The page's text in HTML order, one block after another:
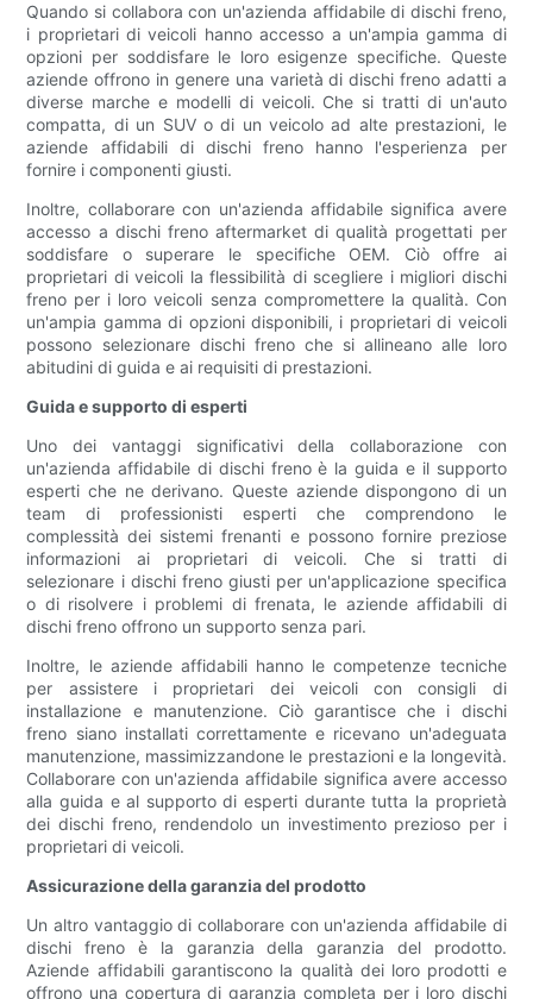
Quando si collabora con un'azienda affidabile di dischi freno,
i proprietari di veicoli hanno accesso a un'ampia gamma di
opzioni per soddisfare le loro esigenze specifiche. Queste
aziende offrono in genere una varietà di dischi freno adatti a
diverse marche e modelli di veicoli. Che si tratti di un'auto
compatta, di un SUV o di un veicolo ad alte prestazioni, le
aziende affidabili di dischi freno hanno l'esperienza per
fornire i componenti giusti.
Inoltre, collaborare con un'azienda affidabile significa avere
accesso a dischi freno aftermarket di qualità progettati per
soddisfare o superare le specifiche OEM. Ciò offre ai
proprietari di veicoli la flessibilità di scegliere i migliori dischi
freno per i loro veicoli senza compromettere la qualità. Con
un'ampia gamma di opzioni disponibili, i proprietari di veicoli
possono selezionare dischi freno che si allineano alle loro
abitudini di guida e ai requisiti di prestazioni.
Guida e supporto di esperti
Uno dei vantaggi significativi della collaborazione con
un'azienda affidabile di dischi freno è la guida e il supporto
esperti che ne derivano. Queste aziende dispongono di un
team di professionisti esperti che comprendono le
complessità dei sistemi frenanti e possono fornire preziose
informazioni ai proprietari di veicoli. Che si tratti di
selezionare i dischi freno giusti per un'applicazione specifica
o di risolvere i problemi di frenata, le aziende affidabili di
dischi freno offrono un supporto senza pari.
Inoltre, le aziende affidabili hanno le competenze tecniche
per assistere i proprietari dei veicoli con consigli di
installazione e manutenzione. Ciò garantisce che i dischi
freno siano installati correttamente e ricevano un'adeguata
manutenzione, massimizzandone le prestazioni e la longevità.
Collaborare con un'azienda affidabile significa avere accesso
alla guida e al supporto di esperti durante tutta la proprietà
dei dischi freno, rendendolo un investimento prezioso per i
proprietari di veicoli.
Assicurazione della garanzia del prodotto
Un altro vantaggio di collaborare con un'azienda affidabile di
dischi freno è la garanzia della garanzia del prodotto.
Aziende affidabili garantiscono la qualità dei loro prodotti e
offrono una copertura di garanzia completa per i loro dischi